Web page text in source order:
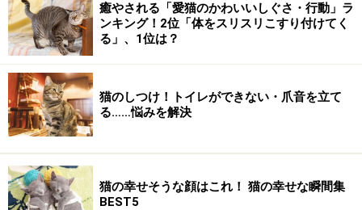
癒やされる「愛猫のかわいいしぐさ・行動」ラ
ンキング！2位「体をスリスリこすり付けてく
る」、1位は？
猫のしつけ！トイレができない・爪音を立て
る……悩みを解決
猫の幸せそうな顔はこれ！ 猫の幸せな瞬間集
BEST5